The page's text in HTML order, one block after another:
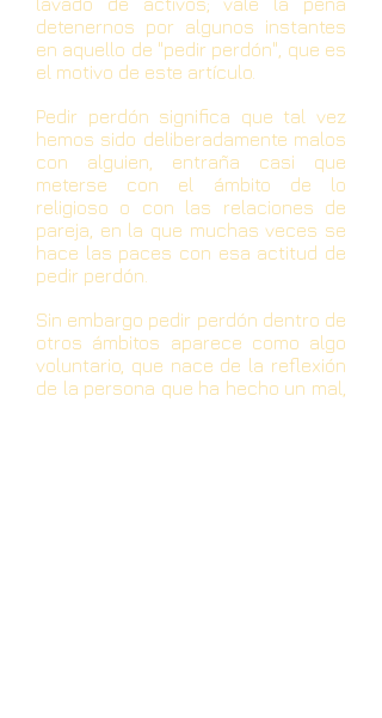
detenernos por algunos instantes
en aquello de "pedir perdón", que es
el motivo de este artículo.
Pedir perdón significa que tal vez
hemos sido deliberadamente malos
con alguien, entraña casi que
meterse con el ámbito de lo
religioso o con las relaciones de
pareja, en la que muchas veces se
hace las paces con esa actitud de
pedir perdón.
Sin embargo pedir perdón dentro de
otros ámbitos aparece como algo
voluntario, que nace de la reflexión
de la persona que ha hecho un mal,